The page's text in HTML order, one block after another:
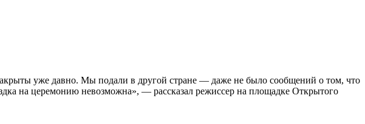
уже давно. Мы подали в другой стране — даже не было сообщений о том, что
на церемонию невозможна», — рассказал режиссер на площадке Открытого